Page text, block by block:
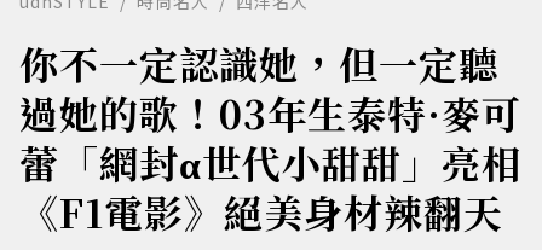
你不一定認識她，但一定聽
過她的歌！03年生泰特·麥可
蕾「網封α世代小甜甜」亮相
《F1電影》絕美身材辣翻天